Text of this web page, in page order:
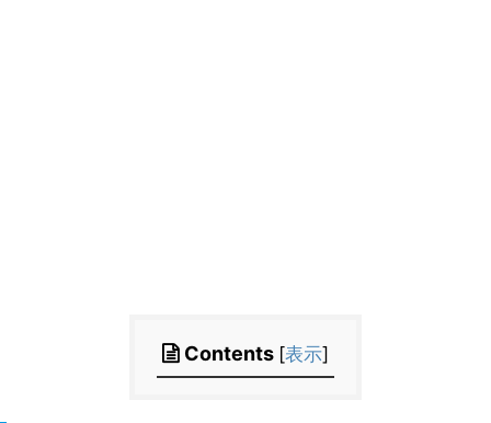
Contents [表示]